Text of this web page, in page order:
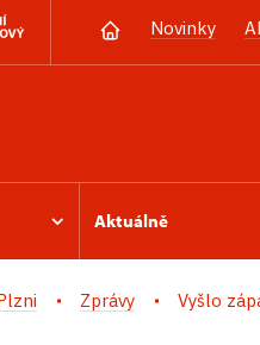
Novinky
Aktuálně
Zprávy Vyšlo